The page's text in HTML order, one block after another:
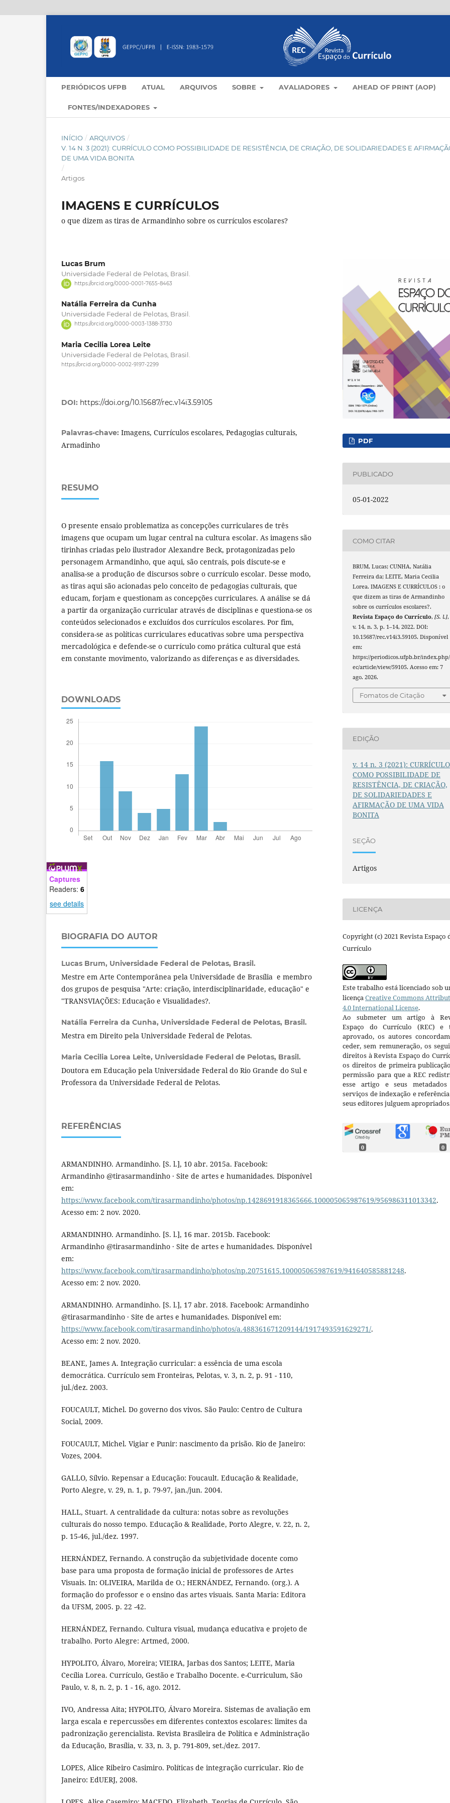
PERIÓDICOS UFPB ATUAL ARQUIVOS SOBRE AVALIADORES AHEAD OF PRINT (AOP)
FONTES/INDEXADORES
INÍCIO / ARQUIVOS /
V. 14 N. 3 (2021): CURRÍCULO COMO POSSIBILIDADE DE RESISTÊNCIA, DE CRIAÇÃO, DE SOLIDARIEDADES E
DE UMA VIDA BONITA
/
Artigos
IMAGENS E CURRÍCULOS
o que dizem as tiras de Armandinho sobre os currículos escolares?
Lucas Brum
Universidade Federal de Pelotas, Brasil.
https://orcid.org/0000-0001-7655-8463
Natália Ferreira da Cunha
Universidade Federal de Pelotas, Brasil.
https://orcid.org/0000-0003-1388-3730
Maria Cecilia Lorea Leite
Universidade Federal de Pelotas, Brasil.
https://orcid.org/0000-0002-9197-2299
DOI: https://doi.org/10.15687/rec.v14i3.59105
Palavras-chave: Imagens, Currículos escolares, Pedagogias culturais,
Armadinho
RESUMO
O presente ensaio problematiza as concepções curriculares de três
imagens que ocupam um lugar central na cultura escolar. As imagens são
tirinhas criadas pelo ilustrador Alexandre Beck, protagonizadas pelo
personagem Armandinho, que aqui, são centrais, pois discute-se e
analisa-se a produção de discursos sobre o currículo escolar. Desse modo,
as tiras aqui são acionadas pelo conceito de pedagogias culturais, que
educam, forjam e questionam as concepções curriculares. A análise se dá
a partir da organização curricular através de disciplinas e questiona-se os
conteúdos selecionados e excluídos dos currículos escolares. Por fim,
considera-se as políticas curriculares educativas sobre uma perspectiva
mercadológica e defende-se o currículo como prática cultural que está
em constante movimento, valorizando as diferenças e as diversidades.
DOWNLOADS
Captures
Readers: 6
see details
BIOGRAFIA DO AUTOR
Lucas Brum, Universidade Federal de Pelotas, Brasil.
Mestre em Arte Contemporânea pela Universidade de Brasília e membro
dos grupos de pesquisa "Arte: criação, interdisciplinaridade, educação" e
"TRANSVIAÇÕES: Educação e Visualidades?.
Natália Ferreira da Cunha, Universidade Federal de Pelotas, Brasil.
Mestra em Direito pela Universidade Federal de Pelotas.
Maria Cecilia Lorea Leite, Universidade Federal de Pelotas, Brasil.
Doutora em Educação pela Universidade Federal do Rio Grande do Sul e
Professora da Universidade Federal de Pelotas.
REFERÊNCIAS
ARMANDINHO. Armandinho. [S. l.], 10 abr. 2015a. Facebook:
Armandinho @tirasarmandinho · Site de artes e humanidades. Disponível
em:
https://www.facebook.com/tirasarmandinho/photos/np.1428691918365666.100005065987619/956986311013342.
Acesso em: 2 nov. 2020.
ARMANDINHO. Armandinho. [S. l.], 16 mar. 2015b. Facebook:
Armandinho @tirasarmandinho · Site de artes e humanidades. Disponível
em:
https://www.facebook.com/tirasarmandinho/photos/np.20751615.100005065987619/941640585881248.
Acesso em: 2 nov. 2020.
ARMANDINHO. Armandinho. [S. l.], 17 abr. 2018. Facebook: Armandinho
@tirasarmandinho · Site de artes e humanidades. Disponível em:
https://www.facebook.com/tirasarmandinho/photos/a.488361671209144/1917493591629271/.
Acesso em: 2 nov. 2020.
BEANE, James A. Integração curricular: a essência de uma escola
democrática. Currículo sem Fronteiras, Pelotas, v. 3, n. 2, p. 91 - 110,
jul./dez. 2003.
FOUCAULT, Michel. Do governo dos vivos. São Paulo: Centro de Cultura
Social, 2009.
FOUCAULT, Michel. Vigiar e Punir: nascimento da prisão. Rio de Janeiro:
Vozes, 2004.
GALLO, Sílvio. Repensar a Educação: Foucault. Educação & Realidade,
Porto Alegre, v. 29, n. 1, p. 79-97, jan./jun. 2004.
HALL, Stuart. A centralidade da cultura: notas sobre as revoluções
culturais do nosso tempo. Educação & Realidade, Porto Alegre, v. 22, n. 2,
p. 15-46, jul./dez. 1997.
HERNÁNDEZ, Fernando. A construção da subjetividade docente como
base para uma proposta de formação inicial de professores de Artes
Visuais. In: OLIVEIRA, Marilda de O.; HERNÁNDEZ, Fernando. (org.). A
formação do professor e o ensino das artes visuais. Santa Maria: Editora
da UFSM, 2005. p. 22 -42.
HERNÁNDEZ, Fernando. Cultura visual, mudança educativa e projeto de
trabalho. Porto Alegre: Artmed, 2000.
HYPOLITO, Álvaro, Moreira; VIEIRA, Jarbas dos Santos; LEITE, Maria
Cecília Lorea. Currículo, Gestão e Trabalho Docente. e-Curriculum, São
Paulo, v. 8, n. 2, p. 1 - 16, ago. 2012.
IVO, Andressa Aita; HYPOLITO, Álvaro Moreira. Sistemas de avaliação em
larga escala e repercussões em diferentes contextos escolares: limites da
padronização gerencialista. Revista Brasileira de Política e Administração
da Educação, Brasília, v. 33, n. 3, p. 791-809, set./dez. 2017.
LOPES, Alice Ribeiro Casimiro. Políticas de integração curricular. Rio de
Janeiro: EdUERJ, 2008.
PDF
PUBLICADO
05-01-2022
COMO CITAR
BRUM, Lucas; CUNHA, Natália
Ferreira da; LEITE, Maria Cecilia
Lorea. IMAGENS E CURRÍCULOS : o
que dizem as tiras de Armandinho
sobre os currículos escolares?.
Revista Espaço do Currículo,[S. l.],
v. 14, n. 3, p. 1–14, 2022. DOI:
10.15687/rec.v14i3.59105. Disponível
em:
https://periodicos.ufpb.br/
ec/article/view/59105. Acesso em: 7
ago. 2026.
Fomatos de Citação
EDIÇÃO
v. 14 n. 3 (2021): CURRÍCULO
COMO POSSIBILIDADE DE
RESISTÊNCIA, DE CRIAÇÃO,
DE SOLIDARIEDADES E
AFIRMAÇÃO DE UMA VIDA
BONITA
SEÇÃO
Artigos
LICENÇA
Copyright (c) 2021 Revista Espaço
Currículo
Este trabalho está licenciado sob
licençaCreative Commons
4.0 International License.
Ao submeter um artigo à
Espaço do Currículo (REC) e
aprovado, os autores
ceder, sem remuneração, os
direitos à Revista Espaço do
os direitos de primeira
permissão para que a REC
esse artigo e seus metadados
serviços de indexação e
seus editores julguem
0 0